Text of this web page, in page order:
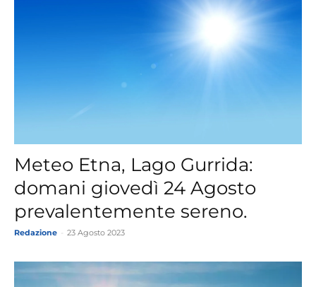
Meteo Etna, Lago Gurrida:
domani giovedì 24 Agosto
prevalentemente sereno.
Redazione 23 Agosto 2023